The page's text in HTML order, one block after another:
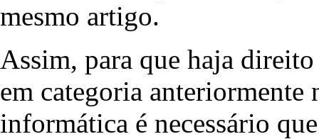
mesmo artigo.
Assim, para que haja
em categoria anteriormente
informática é necessário